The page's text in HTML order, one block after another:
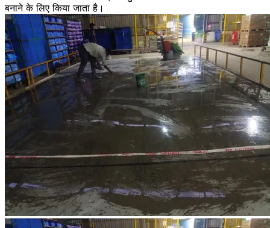
बनाने के लिए किया जाता है।